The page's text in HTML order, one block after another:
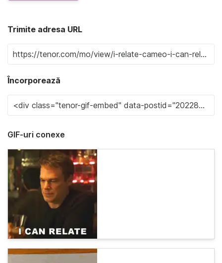
Trimite adresa URL
Încorporează
GIF-uri conexe